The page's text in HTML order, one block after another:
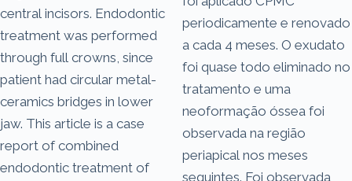
central incisors. Endodontic
treatment was performed
through full crowns, since
patient had circular metal-
ceramics bridges in lower
jaw. This article is a case
report of combined
endodontic treatment of
periodicamente e renovado
a cada 4 meses. O exudato
foi quase todo eliminado no
tratamento e uma
neoformação óssea foi
observada na região
periapical nos meses
seguintes. Foi observada